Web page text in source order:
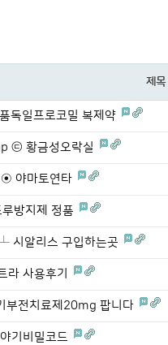
제목
독일프로코밀 복제약
㉢ 황금성오락실
야마토연타
방지제 정품
시알리스 구입하는곳
라 사용후기
전치료제20mg 팝니다
기비밀코드